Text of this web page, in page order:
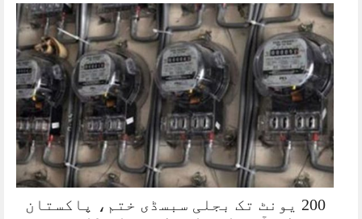
200 یونٹ تک بجلی سبسڈی ختم، پاکستان